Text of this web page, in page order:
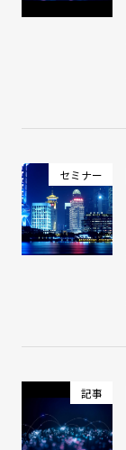
セミナー
記事